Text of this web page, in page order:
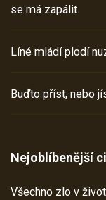
se má zapálit.
Líné mládí plodí
Buďto příst, nebo
Nejoblíbenější
Všechno zlo v